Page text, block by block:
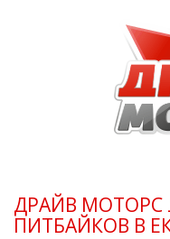
ДРАЙВ
ПИТБАЙКОВ В